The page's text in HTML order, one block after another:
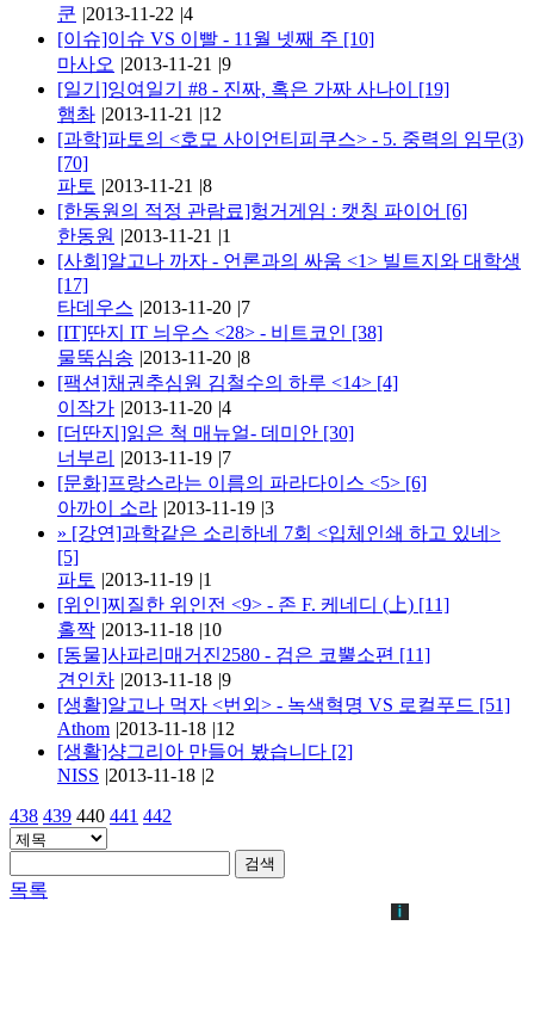
쿤 |2013-11-22 |4
[이슈]이슈 VS 이빨 - 11월 넷째 주 [10]
마사오 |2013-11-21 |9
[일기]잉여일기 #8 - 진짜, 혹은 가짜 사나이 [19]
햄촤 |2013-11-21 |12
[과학]파토의 <호모 사이언티피쿠스> - 5. 중력의 임무(3)
[70]
파토 |2013-11-21 |8
[한동원의 적정 관람료]헝거게임 : 캣칭 파이어 [6]
한동원 |2013-11-21 |1
[사회]알고나 까자 - 언론과의 싸움 <1> 빌트지와 대학생
[17]
타데우스 |2013-11-20 |7
[IT]딴지 IT 늬우스 <28> - 비트코인 [38]
물뚝심송 |2013-11-20 |8
[팩션]채권추심원 김철수의 하루 <14> [4]
이작가 |2013-11-20 |4
[더딴지]읽은 척 매뉴얼- 데미안 [30]
너부리
|2013-11-19 |7
[문화]프랑스라는 이름의 파라다이스 <5> [6]
아까이 소라 |2013-11-19 |3
» [강연]과학같은 소리하네 7회 <입체인쇄 하고 있네>
[5]
파토 |2013-11-19 |1
[위인]찌질한 위인전 <9> - 존 F. 케네디 (上) [11]
홀짝 |2013-11-18 |10
[동물]사파리매거진2580 - 검은 코뿔소편 [11]
견인차 |2013-11-18 |9
[생활]알고나 먹자 <번외> - 녹색혁명 VS 로컬푸드 [51]
Athom |2013-11-18 |12
[생활]샹그리아 만들어 봤습니다 [2]
NISS |2013-11-18 |2
438 439 440 441 442
검색
목록